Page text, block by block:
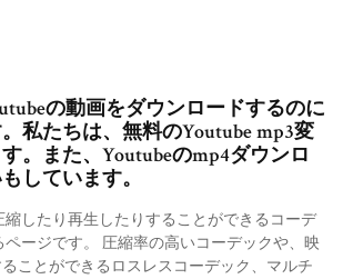
の動画をダウンロードするのに
私たちは、無料のYoutube mp3変
。また、Youtubeのmp4ダウンロ
しています。
縮したり再生したりすることができるコーデ
ページです。 圧縮率の高いコーデックや、映
ことができるロスレスコーデック、マルチ